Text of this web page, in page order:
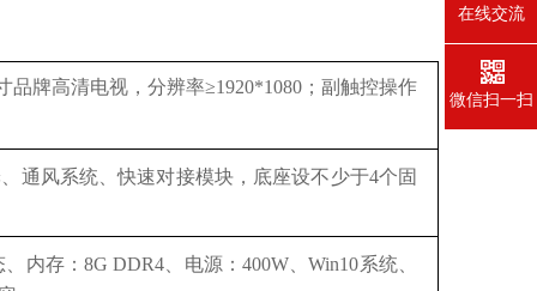
品牌高清电视，分辨率≥1920*1080；副触控操作
通风系统、快速对接模块，底座设不少于4个固
内存：8G DDR4、电源：400W、Win10系统、
在线交流
微信扫一扫